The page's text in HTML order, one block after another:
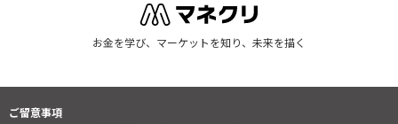
お金を学び、マーケットを知り、未来を描く
ご留意事項